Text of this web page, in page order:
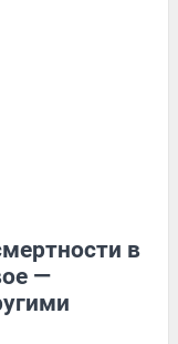
в
—